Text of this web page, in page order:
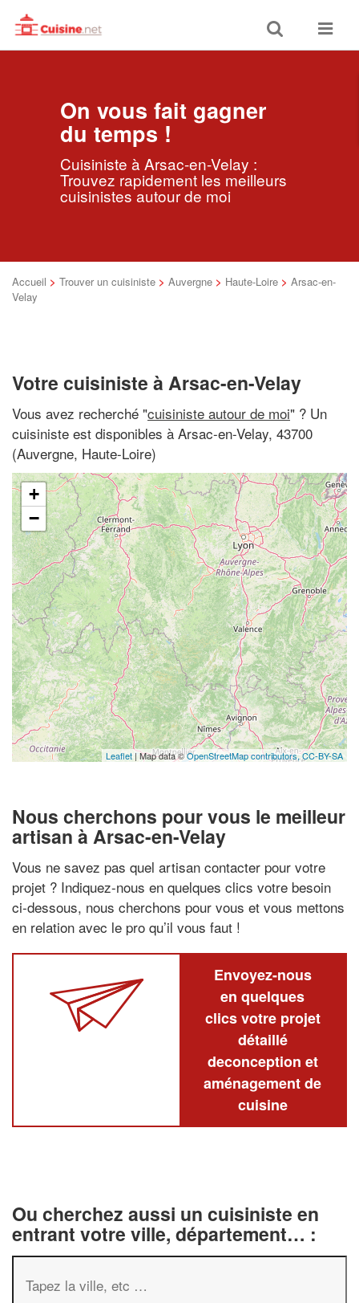
Toggle
search
Toggle
On vous fait gagner
du temps !
Cuisiniste à Arsac-en-Velay :
Trouvez rapidement les meilleurs
cuisinistes autour de moi
Accueil > Trouver un cuisiniste > Auvergne > Haute-Loire > Arsac-en-
Velay
Votre cuisiniste à Arsac-en-Velay
Vous avez recherché "cuisiniste autour de moi" ? Un
cuisiniste est disponibles à Arsac-en-Velay, 43700
(Auvergne, Haute-Loire)
+
−
Leaflet | Map data ©OpenStreetMap contributors,CC-BY-SA
Nous cherchons pour vous le meilleur
artisan à Arsac-en-Velay
Vous ne savez pas quel artisan contacter pour votre
projet ? Indiquez-nous en quelques clics votre besoin
ci-dessous, nous cherchons pour vous et vous mettons
en relation avec le pro qu’il vous faut !
Envoyez-nous
en quelques
clics votre projet
détaillé
deconception et
aménagement de
cuisine
Ou cherchez aussi un cuisiniste en
entrant votre ville, département… :